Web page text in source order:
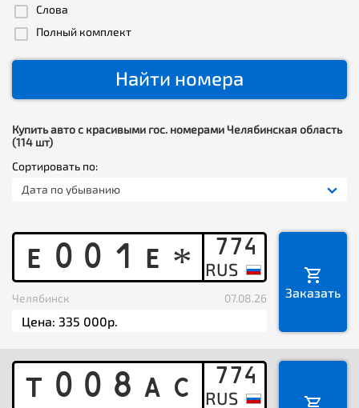
Слова
Полный комплект
Найти номера
Купить авто с красивыми гос. номерами Челябинская область
(114 шт)
Сортировать по:
Дата по убыванию
E 0 0 1 E *
774
Челябинск 07.08.26 Заказать
T 0 0 8 A C 774